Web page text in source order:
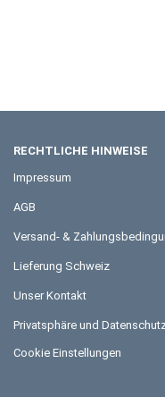
RECHTLICHE HINWEISE
Impressum
AGB
Versand- &
Lieferung Schweiz
Unser Kontakt
Privatsphäre und
Cookie Einstellungen